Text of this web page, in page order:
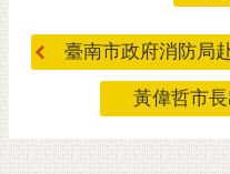
偉
哲
光
臺南市政府消防局
黃偉哲市